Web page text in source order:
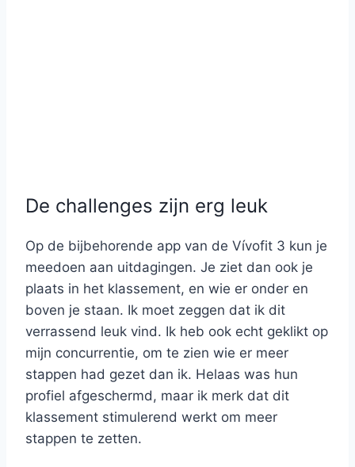
De challenges zijn erg leuk
Op de bijbehorende app van de Vívofit 3 kun je
meedoen aan uitdagingen. Je ziet dan ook je
plaats in het klassement, en wie er onder en
boven je staan. Ik moet zeggen dat ik dit
verrassend leuk vind. Ik heb ook echt geklikt op
mijn concurrentie, om te zien wie er meer
stappen had gezet dan ik. Helaas was hun
profiel afgeschermd, maar ik merk dat dit
klassement stimulerend werkt om meer
stappen te zetten.